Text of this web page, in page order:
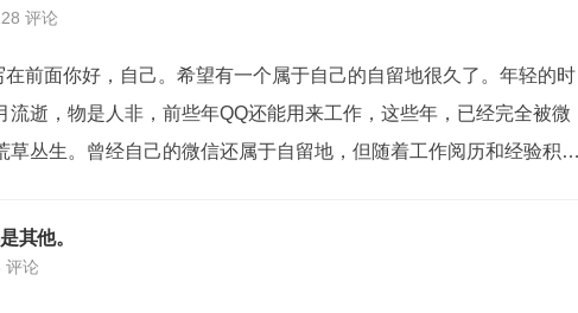
评论
在前面你好，自己。希望有一个属于自己的自留地很久了。年轻的时
流逝，物是人非，前些年QQ还能用来工作，这些年，已经完全被微
草丛生。曾经自己的微信还属于自留地，但随着工作阅历和经验积
别的男同学都冲着抢占机...
其他。
评论